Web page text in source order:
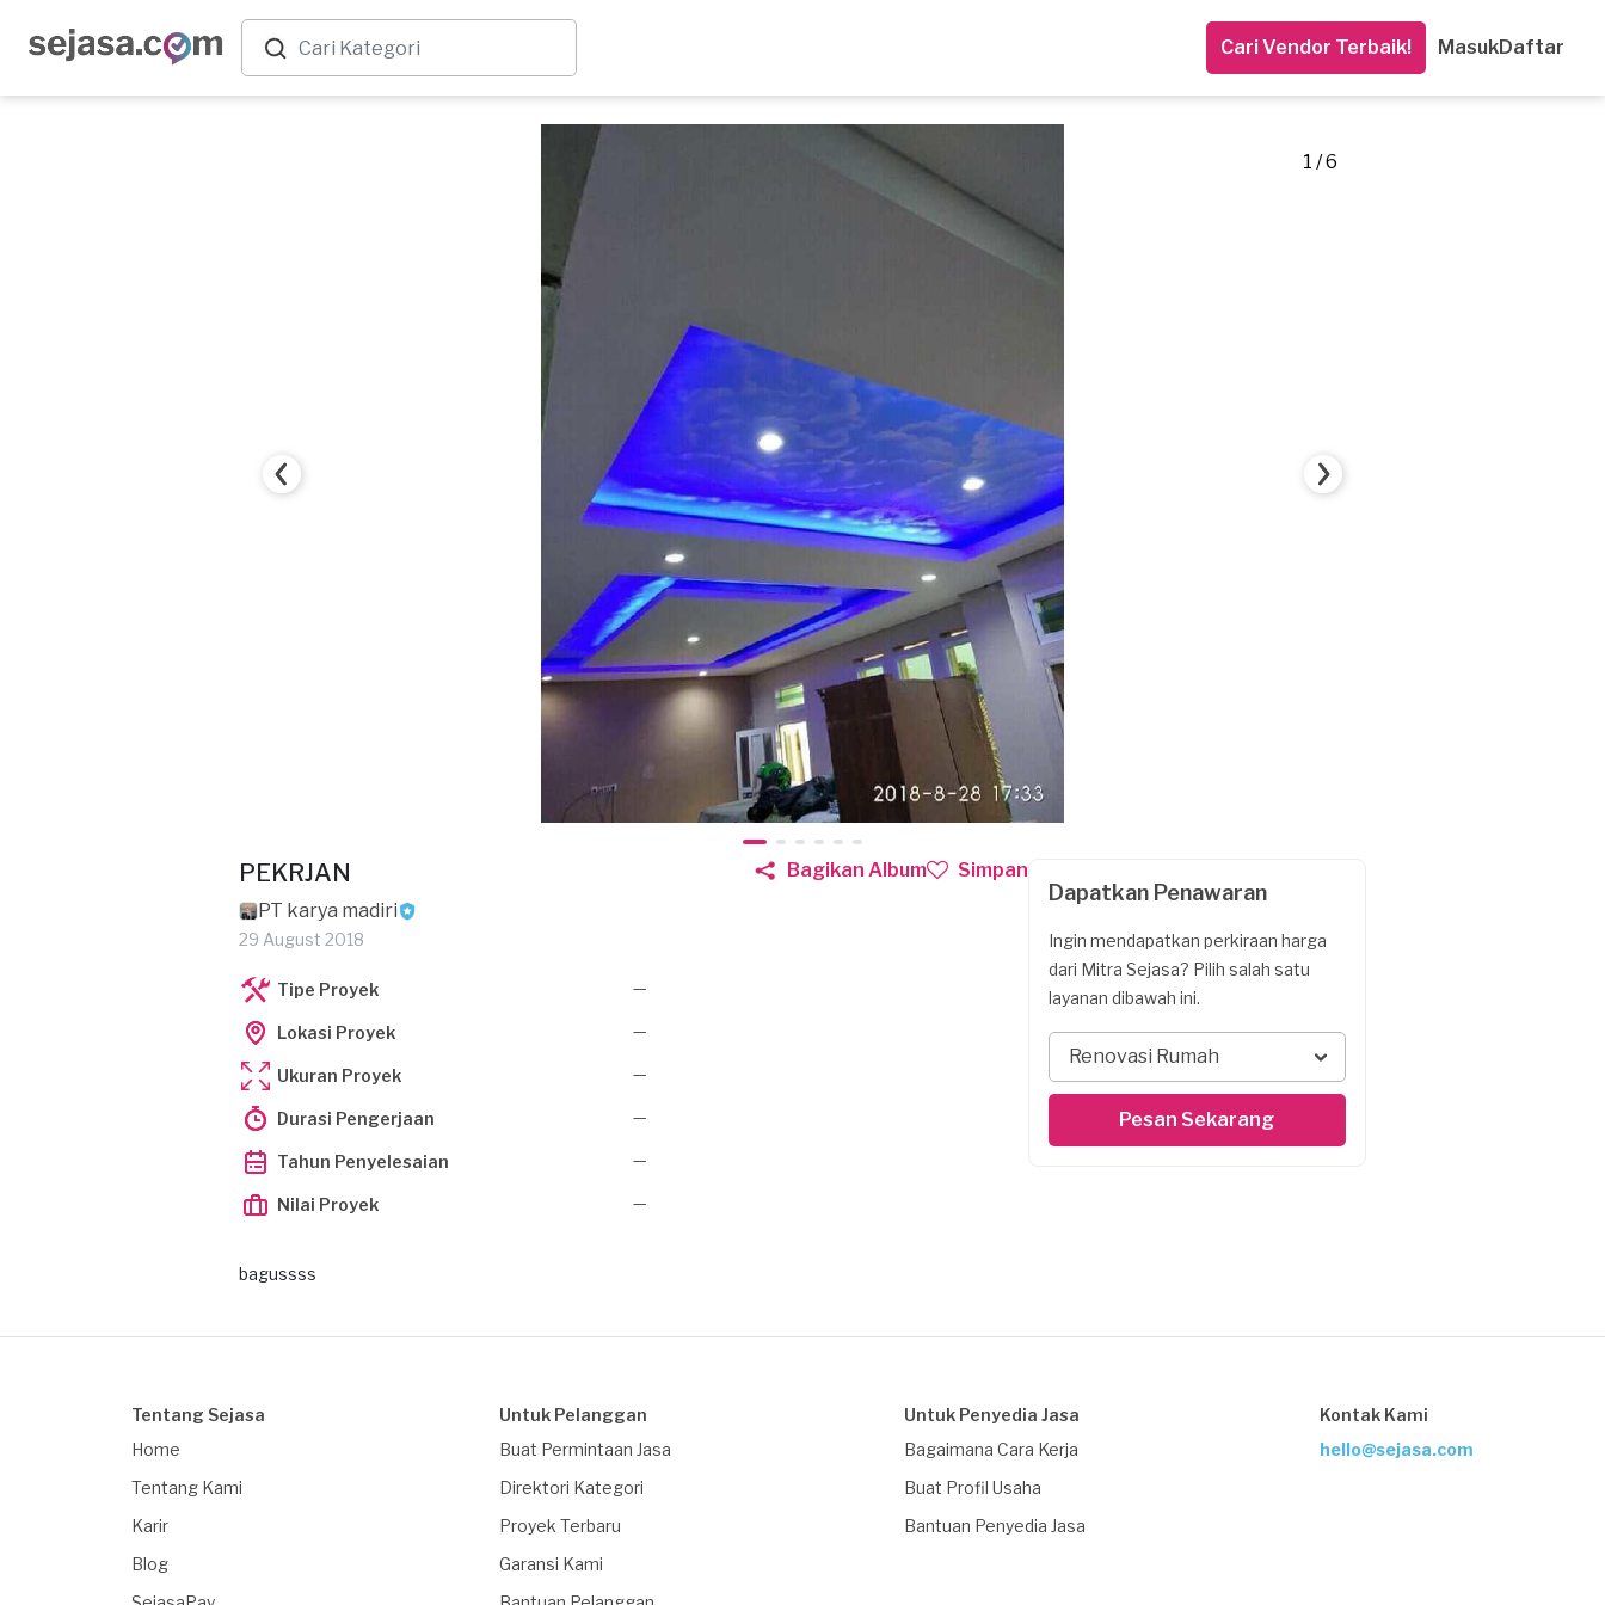
Cari Vendor Terbaik! MasukDaftar
1 / 6
PEKRJAN
PT karya madiri
29 August 2018
Bagikan Album Simpan
Tipe Proyek —
Lokasi Proyek —
Ukuran Proyek —
Durasi Pengerjaan —
Tahun Penyelesaian —
Nilai Proyek —
bagussss
Dapatkan Penawaran
Ingin mendapatkan perkiraan harga
dari Mitra Sejasa? Pilih salah satu
layanan dibawah ini.
Renovasi Rumah
Pesan Sekarang
Tentang Sejasa
Home
Tentang Kami
Karir
Blog
Untuk Pelanggan
Buat Permintaan Jasa
Direktori Kategori
Proyek Terbaru
Garansi Kami
Untuk Penyedia Jasa
Bagaimana Cara Kerja
Buat Profil Usaha
Bantuan Penyedia Jasa
Kontak Kami
hello@sejasa.com